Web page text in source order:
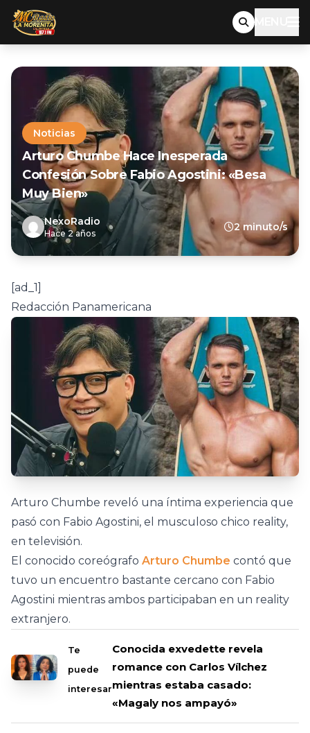
MENU
Noticias
Arturo Chumbe Hace Inesperada
Confesión Sobre Fabio Agostini: «Besa
Muy Bien»
NexoRadio
Hace 2 años
2 minuto/s
[ad_1]
Redacción Panamericana
Arturo Chumbe reveló una íntima experiencia que
pasó con Fabio Agostini, el musculoso chico reality,
en televisión.
El conocido coreógrafo Arturo Chumbe contó que
tuvo un encuentro bastante cercano con Fabio
Agostini mientras ambos participaban en un reality
extranjero.
Te
puede
interesar
Conocida exvedette revela
romance con Carlos Vílchez
mientras estaba casado:
«Magaly nos ampayó»